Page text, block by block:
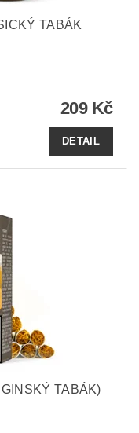
TABÁK
209 Kč
DETAIL
TABÁK)